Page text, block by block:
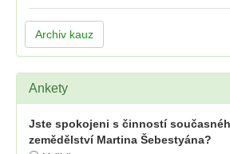
Archiv kauz
Ankety
Jste spokojeni s činností
zemědělství Martina Šebestyána?